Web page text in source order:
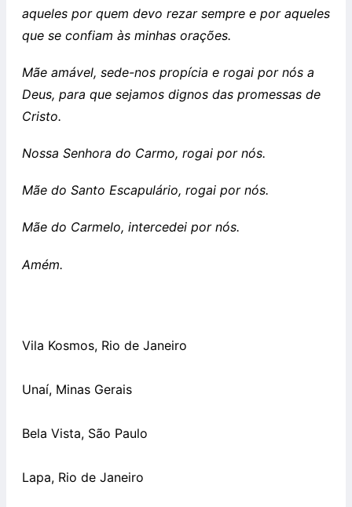
aqueles por quem devo rezar sempre e por aqueles
que se confiam às minhas orações.
Mãe amável, sede-nos propícia e rogai por nós a
Deus, para que sejamos dignos das promessas de
Cristo.
Nossa Senhora do Carmo, rogai por nós.
Mãe do Santo Escapulário, rogai por nós.
Mãe do Carmelo, intercedei por nós.
Amém.
Vila Kosmos, Rio de Janeiro
Unaí, Minas Gerais
Bela Vista, São Paulo
Lapa, Rio de Janeiro